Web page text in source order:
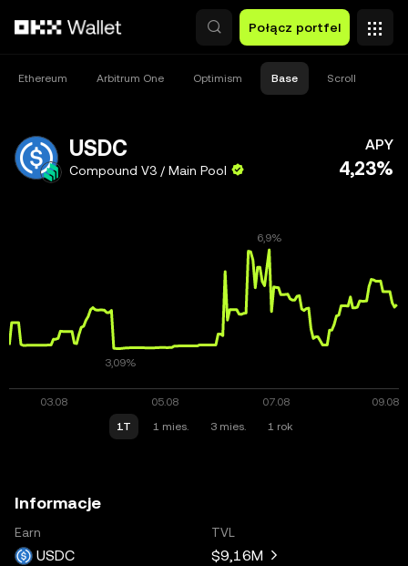
Połącz portfel
Ethereum Arbitrum One Optimism Base Scroll
USDC
Compound V3 / Main Pool
APY
4,23%
1T 1 mies. 3 mies. 1 rok
Informacje
Earn
USDC
TVL
$9,16M